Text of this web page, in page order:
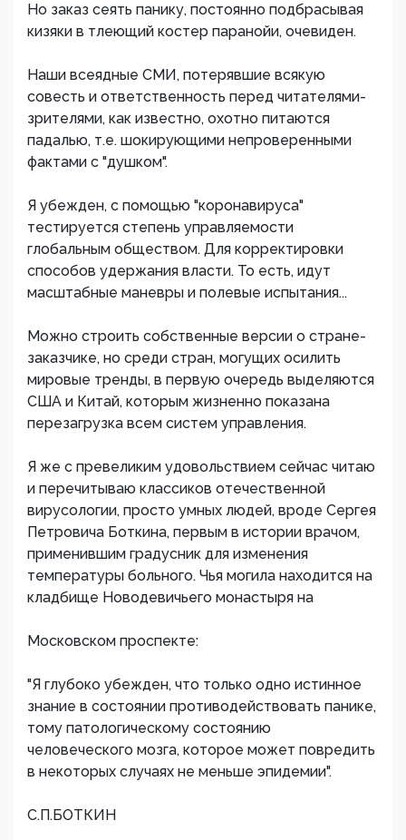
Но заказ сеять панику, постоянно подбрасывая
кизяки в тлеющий костер паранойи, очевиден.
Наши всеядные СМИ, потерявшие всякую
совесть и ответственность перед читателями-
зрителями, как известно, охотно питаются
падалью, т.е. шокирующими непроверенными
фактами с "душком".
Я убежден, с помощью "коронавируса"
тестируется степень управляемости
глобальным обществом. Для корректировки
способов удержания власти. То есть, идут
масштабные маневры и полевые испытания...
Можно строить собственные версии о стране-
заказчике, но среди стран, могущих осилить
мировые тренды, в первую очередь выделяются
США и Китай, которым жизненно показана
перезагрузка всем систем управления.
Я же с превеликим удовольствием сейчас читаю
и перечитываю классиков отечественной
вирусологии, просто умных людей, вроде Сергея
Петровича Боткина, первым в истории врачом,
применившим градусник для изменения
температуры больного. Чья могила находится на
кладбище Новодевичьего монастыря на
Московском проспекте:
"Я глубоко убежден, что только одно истинное
знание в состоянии противодействовать панике,
тому патологическому состоянию
человеческого мозга, которое может повредить
в некоторых случаях не меньше эпидемии".
С.П.БОТКИН